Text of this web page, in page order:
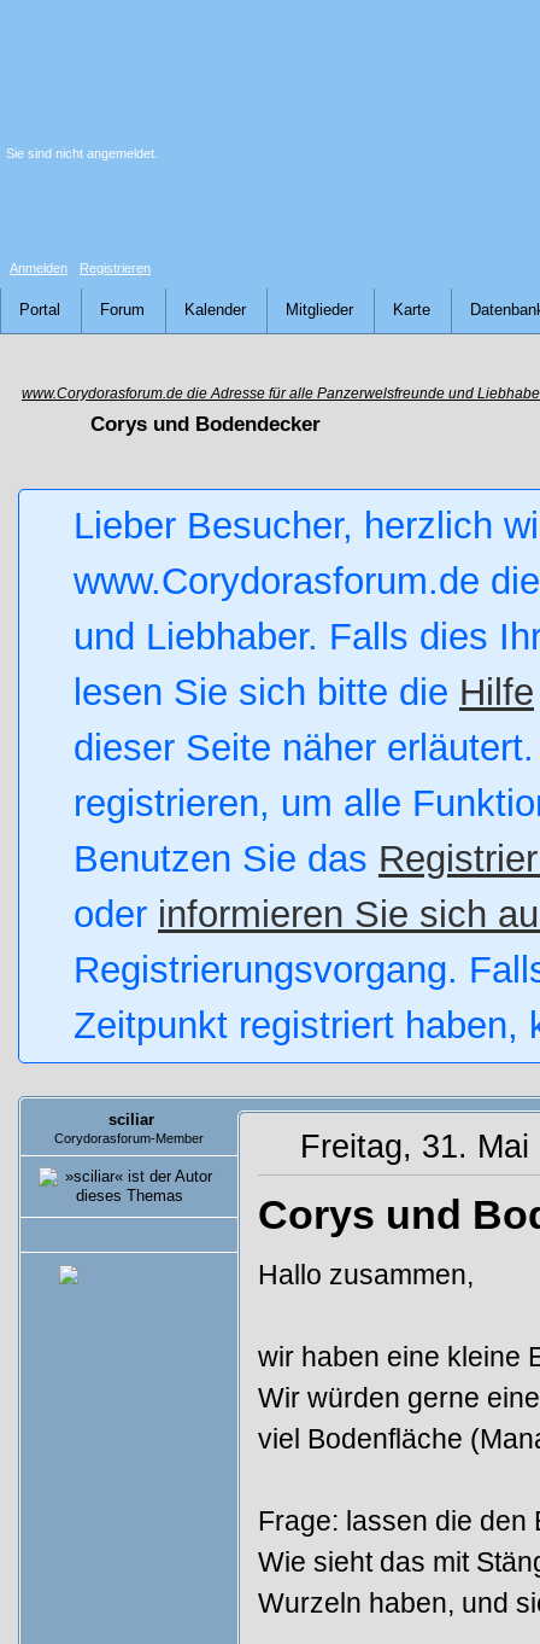
Sie sind nicht angemeldet.
Anmelden Registrieren
Portal Forum Kalender Mitglieder Karte
www.Corydorasforum.de die Adresse für alle Panzerwelsfreunde und
Corys und Bodendecker
Lieber Besucher, herzlich
www.Corydorasforum.de
und Liebhaber. Falls dies
lesen Sie sich bitte die Hilfe
dieser Seite näher
registrieren, um alle
Benutzen Sie das
oder informieren Sie sich
Registrierungsvorgang.
Zeitpunkt registriert
sciliar
Corydorasforum-Member Freitag, 31. Mai
Corys und
Hallo zusammen,
wir haben eine kleine
Wir würden gerne
viel Bodenfläche
Frage: lassen die den
Wie sieht das mit
Wurzeln haben, und